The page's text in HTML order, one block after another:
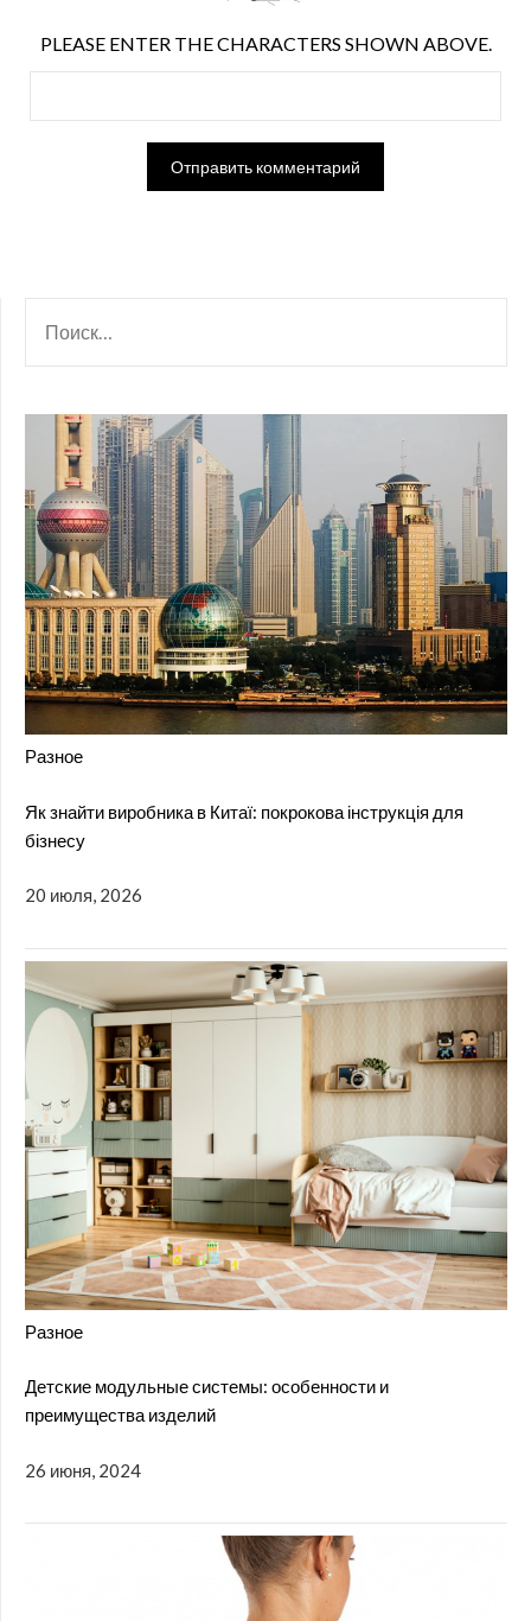
PLEASE ENTER THE CHARACTERS SHOWN ABOVE.
Разное
Як знайти виробника в Китаї: покрокова інструкція для
бізнесу
20 июля, 2026
Разное
Детские модульные системы: особенности и
преимущества изделий
26 июня, 2024